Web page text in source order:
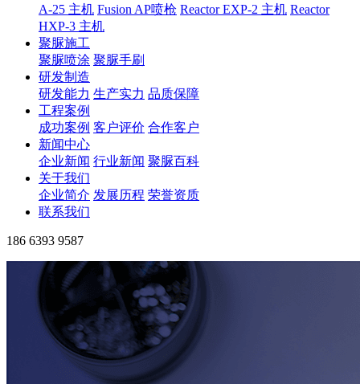
A-25 主机 Fusion AP喷枪 Reactor EXP-2 主机 Reactor
HXP-3 主机
聚脲施工
聚脲喷涂 聚脲手刷
研发制造
研发能力 生产实力 品质保障
工程案例
成功案例 客户评价 合作客户
新闻中心
企业新闻 行业新闻 聚脲百科
关于我们
企业简介 发展历程 荣誉资质
联系我们
186 6393 9587